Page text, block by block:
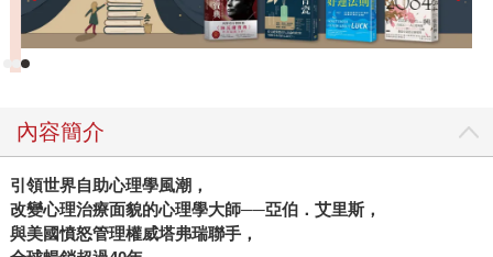
內容簡介
引領世界自助心理學風潮，
改變心理治療面貌的心理學大師──亞伯．艾里斯，
與美國憤怒管理權威塔弗瑞聯手，